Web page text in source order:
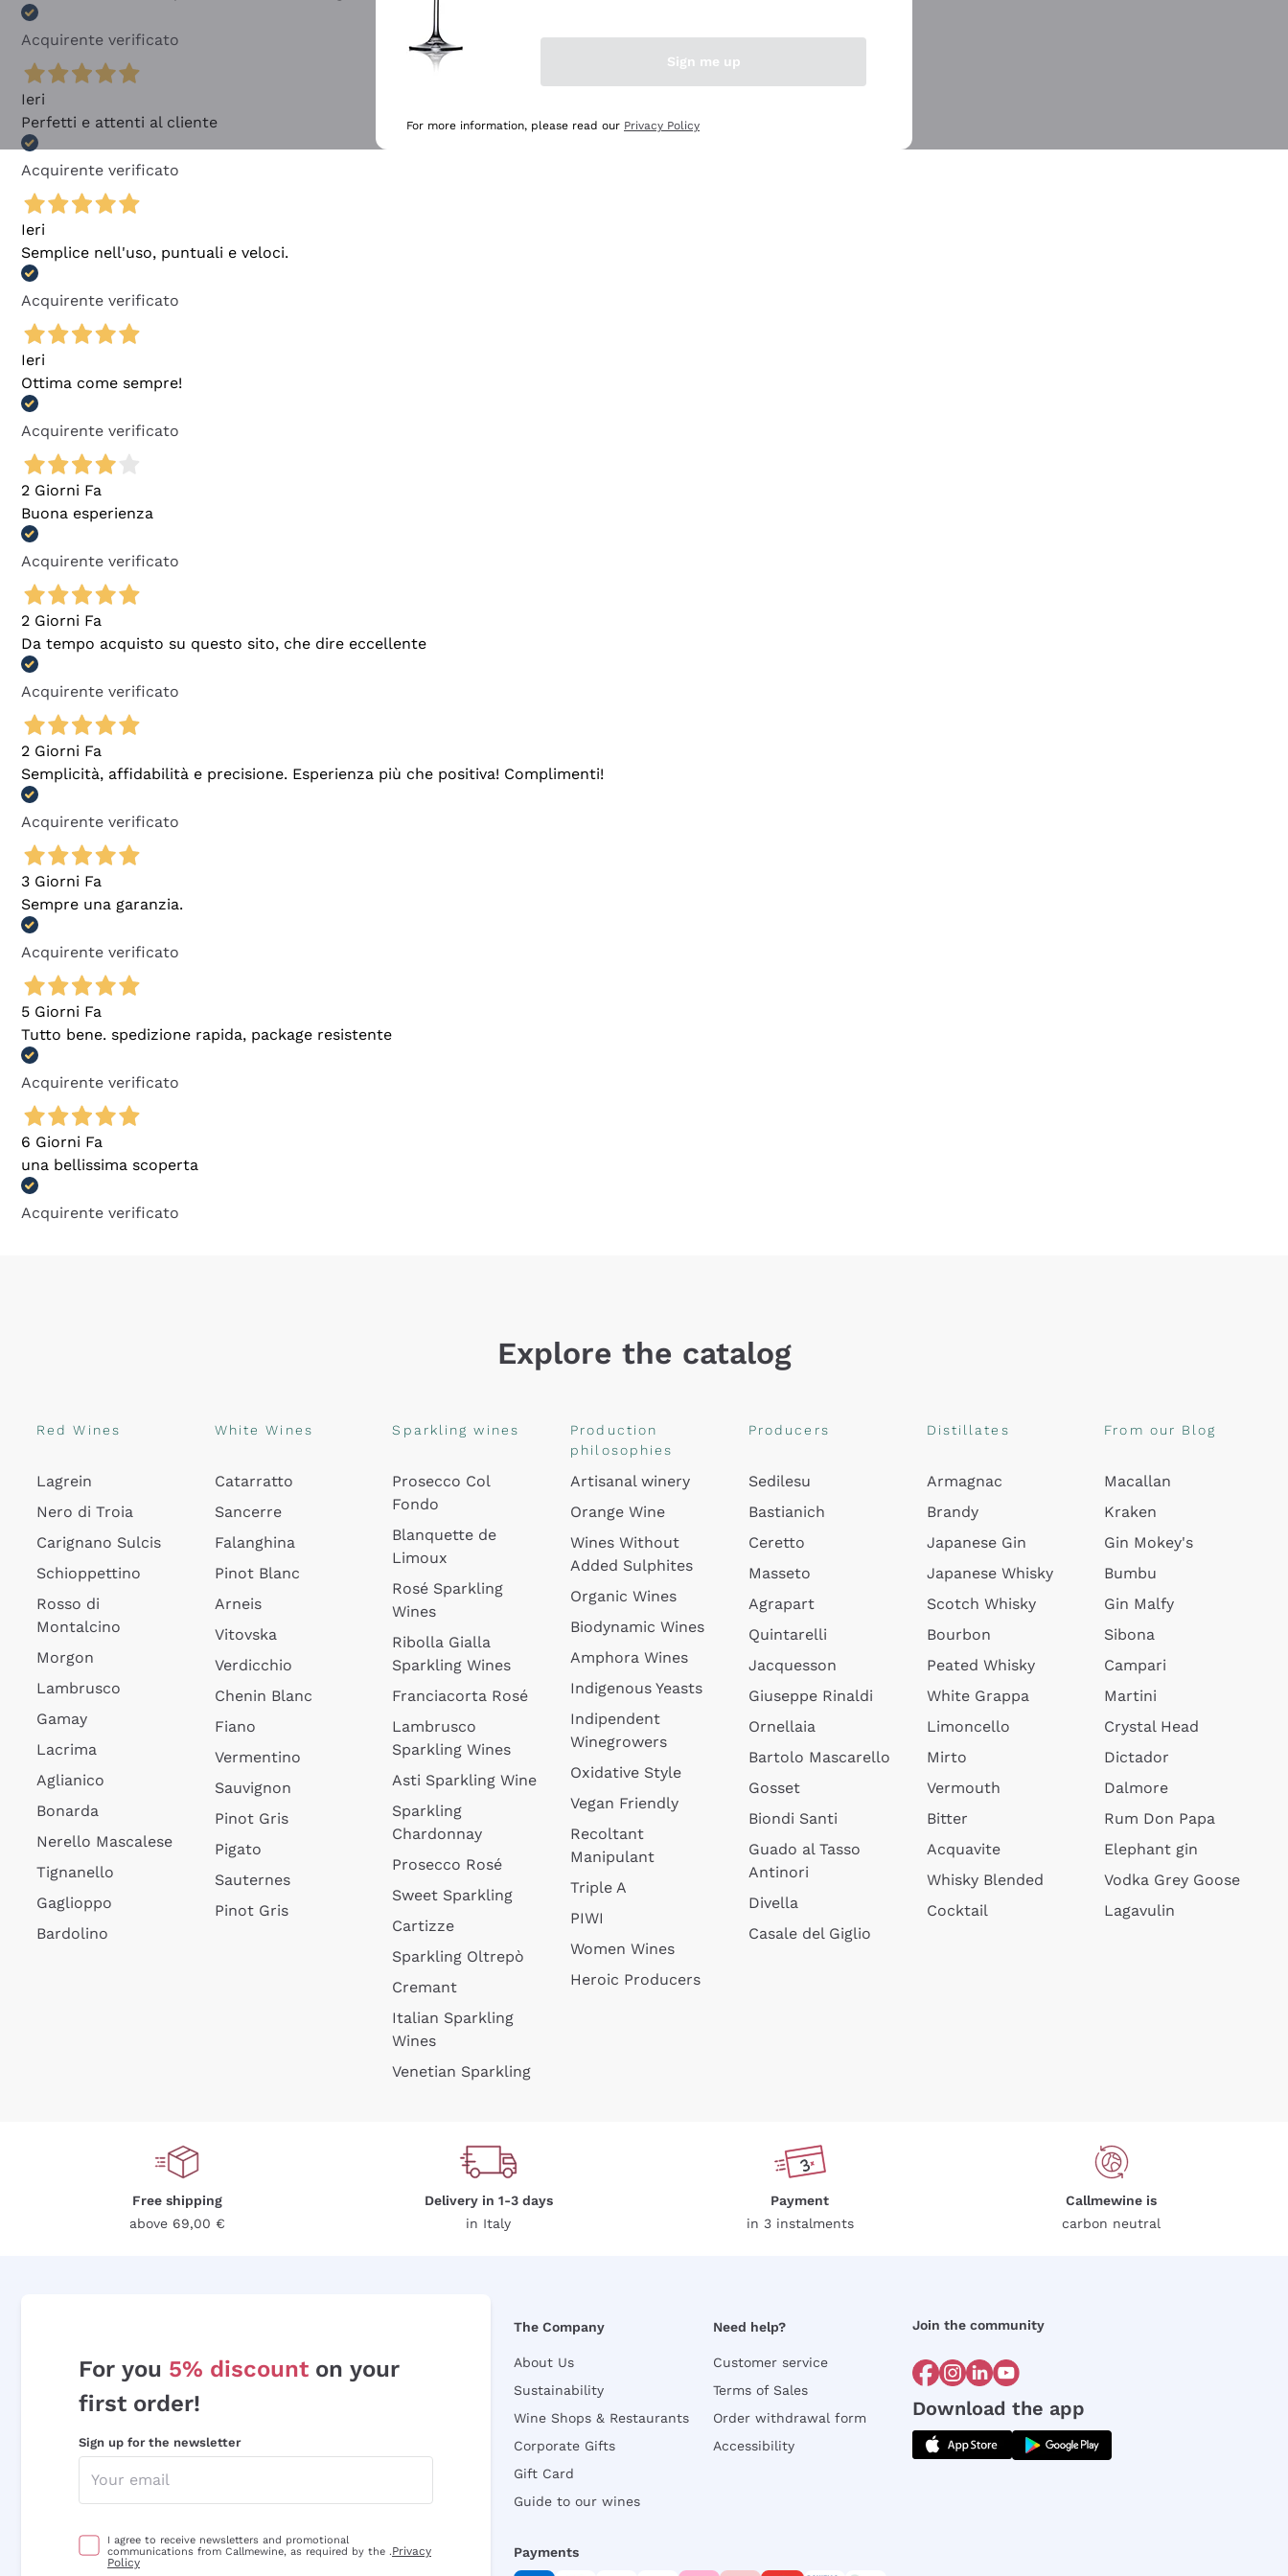
Acquirente verificato
Ieri
Perfetti e attenti al cliente
Acquirente verificato
Ieri
Semplice nell'uso, puntuali e veloci.
Acquirente verificato
Ieri
Ottima come sempre!
Acquirente verificato
2 Giorni Fa
Buona esperienza
Acquirente verificato
2 Giorni Fa
Da tempo acquisto su questo sito, che dire eccellente
Acquirente verificato
2 Giorni Fa
Semplicità, affidabilità e precisione. Esperienza più che positiva! Complimenti!
Acquirente verificato
3 Giorni Fa
Sempre una garanzia.
Acquirente verificato
5 Giorni Fa
Tutto bene. spedizione rapida, package resistente
Acquirente verificato
6 Giorni Fa
una bellissima scoperta
Acquirente verificato
Explore the catalog
Red Wines
Lagrein
Nero di Troia
Carignano Sulcis
Schioppettino
Rosso di
Montalcino
Morgon
Lambrusco
Gamay
Lacrima
Aglianico
Bonarda
Nerello Mascalese
Tignanello
Gaglioppo
Bardolino
White Wines
Catarratto
Sancerre
Falanghina
Pinot Blanc
Arneis
Vitovska
Verdicchio
Chenin Blanc
Fiano
Vermentino
Sauvignon
Pinot Gris
Pigato
Sauternes
Pinot Gris
Sparkling wines
Prosecco Col
Fondo
Blanquette de
Limoux
Rosé Sparkling
Wines
Ribolla Gialla
Sparkling Wines
Franciacorta Rosé
Lambrusco
Sparkling Wines
Asti Sparkling Wine
Sparkling
Chardonnay
Prosecco Rosé
Sweet Sparkling
Cartizze
Sparkling Oltrepò
Cremant
Italian Sparkling
Wines
Venetian Sparkling
Production
philosophies
Artisanal winery
Orange Wine
Wines Without
Added Sulphites
Organic Wines
Biodynamic Wines
Amphora Wines
Indigenous Yeasts
Indipendent
Winegrowers
Oxidative Style
Vegan Friendly
Recoltant
Manipulant
Triple A
PIWI
Women Wines
Heroic Producers
Producers
Sedilesu
Bastianich
Ceretto
Masseto
Agrapart
Quintarelli
Jacquesson
Giuseppe Rinaldi
Ornellaia
Bartolo Mascarello
Gosset
Biondi Santi
Guado al Tasso
Antinori
Divella
Casale del Giglio
Distillates
Armagnac
Brandy
Japanese Gin
Japanese Whisky
Scotch Whisky
Bourbon
Peated Whisky
White Grappa
Limoncello
Mirto
Vermouth
Bitter
Acquavite
Whisky Blended
Cocktail
From our Blog
Macallan
Kraken
Gin Mokey's
Bumbu
Gin Malfy
Sibona
Campari
Martini
Crystal Head
Dictador
Dalmore
Rum Don Papa
Elephant gin
Vodka Grey Goose
Lagavulin
Free shipping
above 69,00 €
Delivery in 1-3 days
in Italy
Payment
in 3 instalments
Callmewine is
carbon neutral
For you 5% discount on your
first order!
Sign up for the newsletter
I agree to receive newsletters and promotional
communications from Callmewine, as required by the .Privacy
Policy
The Company
About Us
Sustainability
Wine Shops & Restaurants
Corporate Gifts
Gift Card
Guide to our wines
Need help?
Customer service
Terms of Sales
Order withdrawal form
Accessibility
Join the community
Download the app
Payments
Sign me up
For more information, please read our Privacy Policy